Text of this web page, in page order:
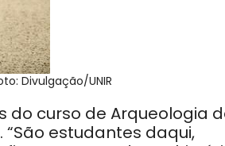
Divulgação/UNIR
do curso de Arqueologia
estudantes daqui,